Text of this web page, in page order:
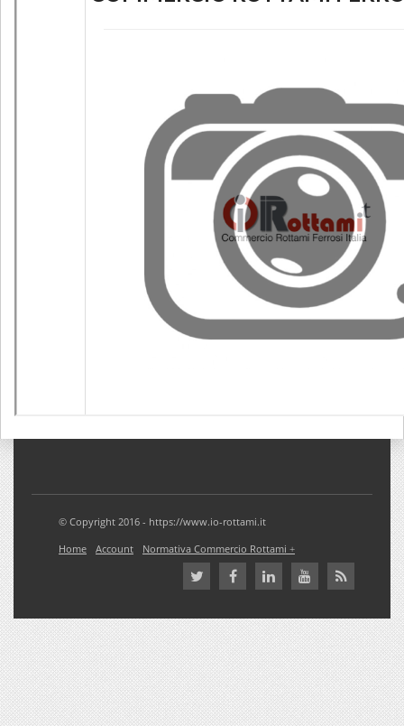
© Copyright 2016 - https://www.io-rottami.it
Home
Account Normativa Commercio Rottami